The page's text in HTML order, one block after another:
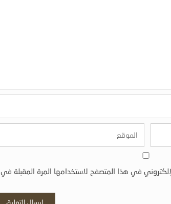
في هذا المتصفح لاستخدامها المرة المقبلة في